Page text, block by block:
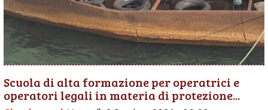
Scuola di alta formazione per operatrici e
operatori legali in materia di protezione...